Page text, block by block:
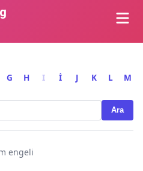
G H I İ J K L M
Ara
engeli